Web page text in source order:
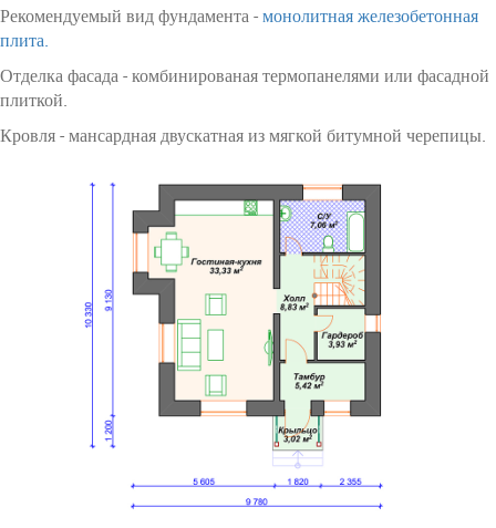
Рекомендуемый вид фундамента -монолитная железобетонная
плита.
Отделка фасада - комбинированая термопанелями или фасадной
плиткой.
Кровля - мансардная двускатная из мягкой битумной черепицы.